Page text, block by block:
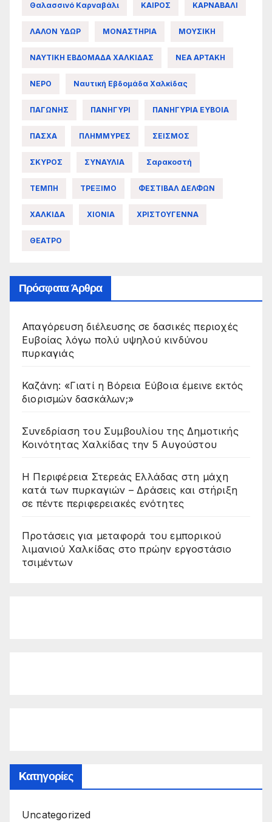
Θαλασσινό Καρναβάλι ΚΑΙΡΟΣ ΚΑΡΝΑΒΑΛΙ
ΛΑΛΟΝ ΥΔΩΡ ΜΟΝΑΣΤΗΡΙΑ ΜΟΥΣΙΚΗ
ΝΑΥΤΙΚΗ ΕΒΔΟΜΑΔΑ ΧΑΛΚΙΔΑΣ ΝΕΑ ΑΡΤΑΚΗ
ΝΕΡΟ Ναυτική Εβδομάδα Χαλκίδας
ΠΑΓΩΝΗΣ ΠΑΝΗΓΥΡΙ ΠΑΝΗΓΥΡΙΑ ΕΥΒΟΙΑ
ΠΑΣΧΑ ΠΛΗΜΜΥΡΕΣ ΣΕΙΣΜΟΣ
ΣΚΥΡΟΣ ΣΥΝΑΥΛΙΑ Σαρακοστή
ΤΕΜΠΗ ΤΡΕΞΙΜΟ ΦΕΣΤΙΒΑΛ ΔΕΛΦΩΝ
ΧΑΛΚΙΔΑ ΧΙΟΝΙΑ ΧΡΙΣΤΟΥΓΕΝΝΑ
ΘΕΑΤΡΟ
Πρόσφατα Άρθρα
Απαγόρευση διέλευσης σε δασικές περιοχές
Ευβοίας λόγω πολύ υψηλού κινδύνου
πυρκαγιάς
Καζάνη: «Γιατί η Βόρεια Εύβοια έμεινε εκτός
διορισμών δασκάλων;»
Συνεδρίαση του Συμβουλίου της Δημοτικής
Κοινότητας Χαλκίδας την 5 Αυγούστου
Η Περιφέρεια Στερεάς Ελλάδας στη μάχη
κατά των πυρκαγιών – Δράσεις και στήριξη
σε πέντε περιφερειακές ενότητες
Προτάσεις για μεταφορά του εμπορικού
λιμανιού Χαλκίδας στο πρώην εργοστάσιο
τσιμέντων
Kατηγορίες
Uncategorized